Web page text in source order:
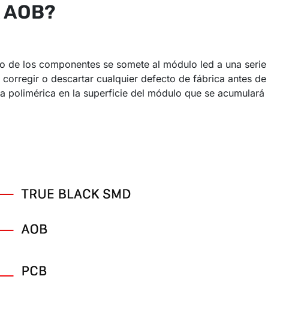
AOB?
los componentes se somete al módulo led a una serie
o descartar cualquier defecto de fábrica antes de
polimérica en la superficie del módulo que se acumulará